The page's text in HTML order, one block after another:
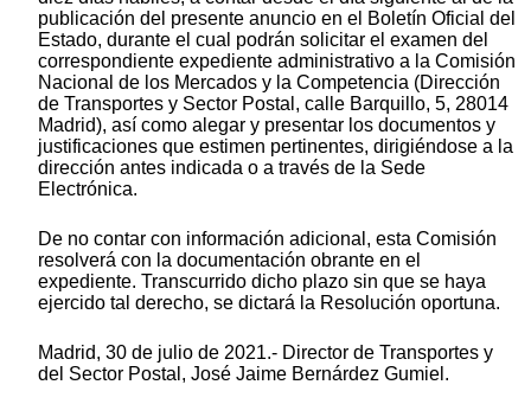
publicación del presente anuncio en el Boletín Oficial del
Estado, durante el cual podrán solicitar el examen del
correspondiente expediente administrativo a la Comisión
Nacional de los Mercados y la Competencia (Dirección
de Transportes y Sector Postal, calle Barquillo, 5, 28014
Madrid), así como alegar y presentar los documentos y
justificaciones que estimen pertinentes, dirigiéndose a la
dirección antes indicada o a través de la Sede
Electrónica.
De no contar con información adicional, esta Comisión
resolverá con la documentación obrante en el
expediente. Transcurrido dicho plazo sin que se haya
ejercido tal derecho, se dictará la Resolución oportuna.
Madrid, 30 de julio de 2021.- Director de Transportes y
del Sector Postal, José Jaime Bernárdez Gumiel.